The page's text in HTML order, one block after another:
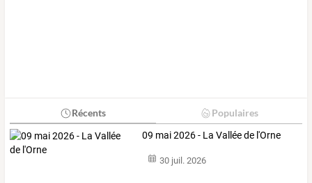
Récents Populaires
09 mai 2026 - La Vallée de l'Orne
30 juil. 2026